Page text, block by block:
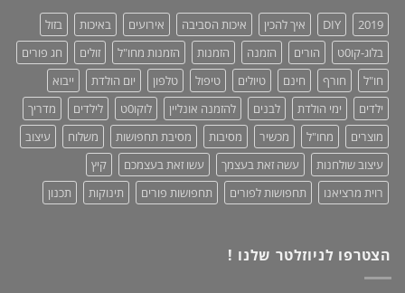
2019:
נוחות,
אופנתיות
+
מחמאות!
2019
DIY איך להכין איכות הסביבה אירועים באיכות
בזול
בלוג-קו0ט
הורים הזמנה הזמנות הזמנות מחו"ל זולים
חג פורים
חו"ל
חורף חינם טיולים טיפול טלפון יום הולדת
ייבוא
ילדים
ימי הולדת לבנים להזמנה אונליין לוקו0ט לילדים
מדריך
מוצרים
מחו"ל מכשיר מסיבות מסיבת תחפושות משלוח
עיצוב
עיצוב שולחנות
עשה זאת בעצמך עשו זאת בעצמכם
קיץ
רוית מרציאנו
תחפושות לפורים תחפושות פורים תינוקות תכנון
הצטרפו לניוזלטר שלנו !